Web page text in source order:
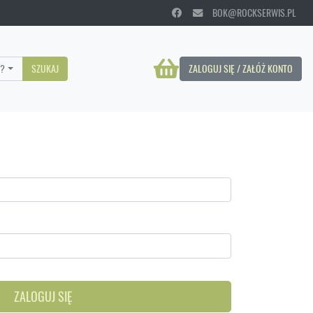
BOK@ROCKSERWIS.PL
ZALOGUJ SIĘ / ZAŁÓŻ KONTO
SZUKAJ
ZALOGUJ SIĘ